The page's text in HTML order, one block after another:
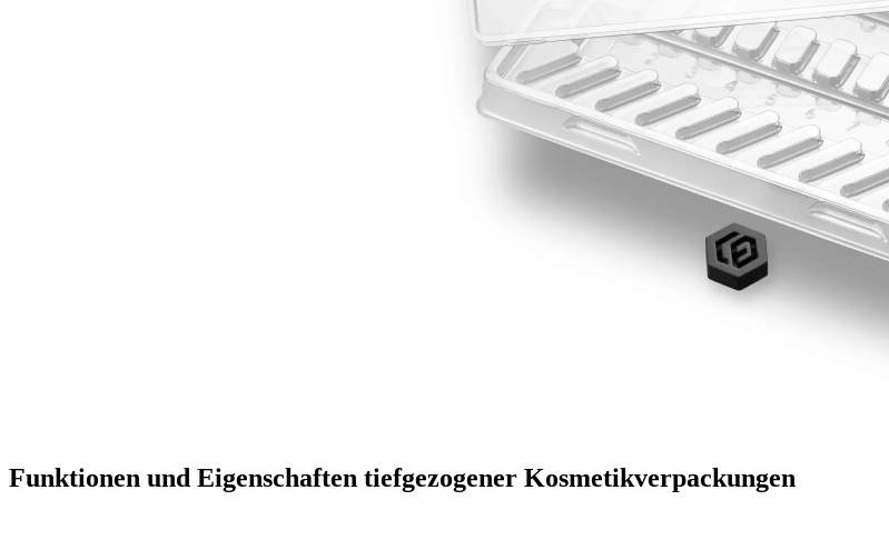
Funktionen und Eigenschaften tiefgezogener Kosmetikverpackungen